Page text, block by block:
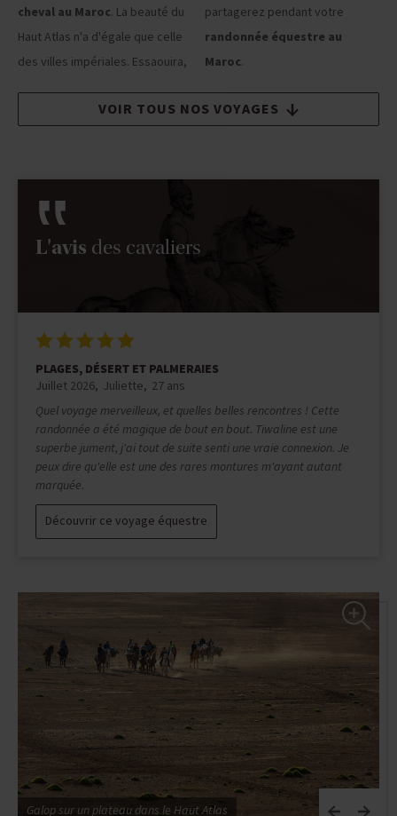
cheval au Maroc. La beauté du
Haut Atlas n'a d'égale que celle
des villes impériales. Essaouira,
partagerez pendant votre
randonnée équestre au
Maroc.
VOIR TOUS NOS VOYAGES
L'avis des cavaliers
PLAGES, DÉSERT ET PALMERAIES
Juillet 2026 MELODY 43 ans
Les chevaux sont incroyables et les paysages magnifiques. Quel
rêve de pouvoir galoper sur une plage où il n'y a personne. Notre
guide Karim, le cuisinier Brahim sont hyper gentils, serviables et
à l'écoute. Seul mini bémol, le confort est parfois rudimentaire
et nous avons eu quelques fois des visiteurs indésirables...
en entier
Découvrir ce voyage équestre